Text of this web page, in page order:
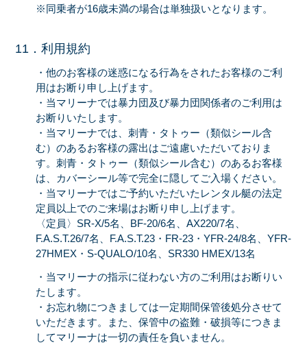
※同乗者が16歳未満の場合は単独扱いとなります。
11．利用規約
・他のお客様の迷惑になる行為をされたお客様のご利
用はお断り申し上げます。
・当マリーナでは暴力団及び暴力団関係者のご利用は
お断りいたします。
・当マリーナでは、刺青・タトゥー（類似シール含
む）のあるお客様の露出はご遠慮いただいておりま
す。刺青・タトゥー（類似シール含む）のあるお客様
は、カバーシール等で完全に隠してご入場ください。
・当マリーナではご予約いただいたレンタル艇の法定
定員以上でのご来場はお断り申し上げます。
〈定員〉SR-X/5名、BF-20/6名、AX220/7名、
F.A.S.T.26/7名、F.A.S.T.23・FR-23・YFR-24/8名、YFR-
27HMEX・S-QUALO/10名、SR330 HMEX/13名
・当マリーナの指示に従わない方のご利用はお断りい
たします。
・お忘れ物につきましては一定期間保管後処分させて
いただきます。また、保管中の盗難・破損等につきま
してマリーナは一切の責任を負いません。